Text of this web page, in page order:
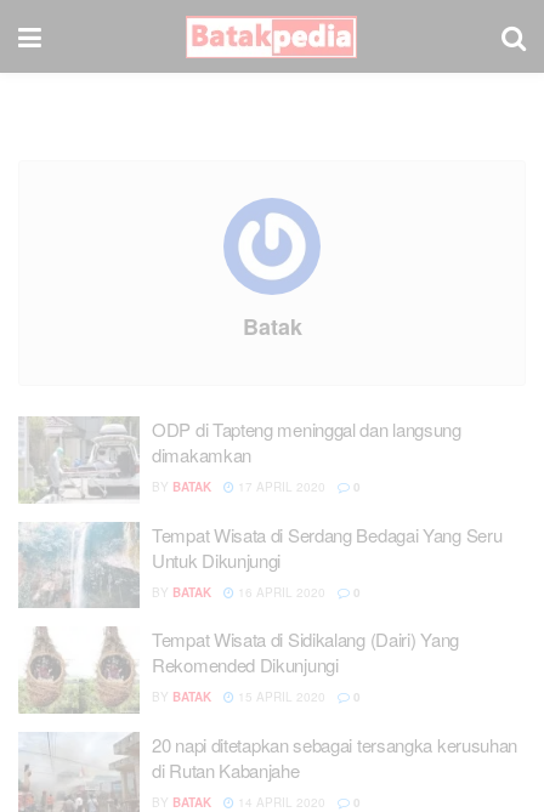
Batak
ODP di Tapteng meninggal dan langsung
dimakamkan
BY BATAK 17 APRIL 2020 0
Tempat Wisata di Serdang Bedagai Yang Seru
Untuk Dikunjungi
BY BATAK 16 APRIL 2020 0
Tempat Wisata di Sidikalang (Dairi) Yang
Rekomended Dikunjungi
BY BATAK 15 APRIL 2020 0
20 napi ditetapkan sebagai tersangka kerusuhan
di Rutan Kabanjahe
BY BATAK 14 APRIL 2020 0